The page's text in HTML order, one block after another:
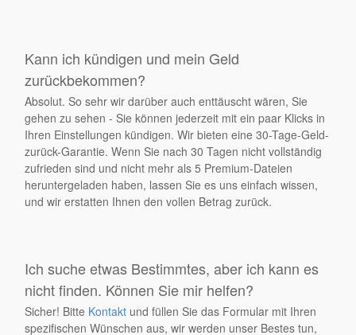
Kann ich kündigen und mein Geld
zurückbekommen?
Absolut. So sehr wir darüber auch enttäuscht wären, Sie
gehen zu sehen - Sie können jederzeit mit ein paar Klicks in
Ihren Einstellungen kündigen. Wir bieten eine 30-Tage-Geld-
zurück-Garantie. Wenn Sie nach 30 Tagen nicht vollständig
zufrieden sind und nicht mehr als 5 Premium-Dateien
heruntergeladen haben, lassen Sie es uns einfach wissen,
und wir erstatten Ihnen den vollen Betrag zurück.
Ich suche etwas Bestimmtes, aber ich kann es
nicht finden. Können Sie mir helfen?
Sicher! Bitte Kontakt und füllen Sie das Formular mit Ihren
spezifischen Wünschen aus, wir werden unser Bestes tun,